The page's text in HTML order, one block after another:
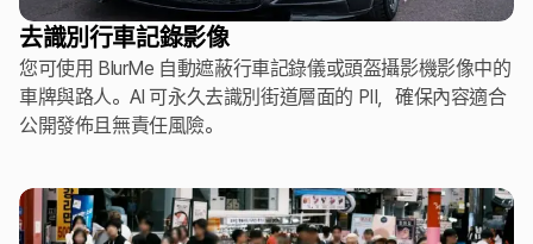
去識別行車記錄影像
您可使用 BlurMe 自動遮蔽行車記錄儀或頭盔攝影機影像中的
車牌與路人。AI 可永久去識別街道層面的 PII，確保內容適合
公開發佈且無責任風險。